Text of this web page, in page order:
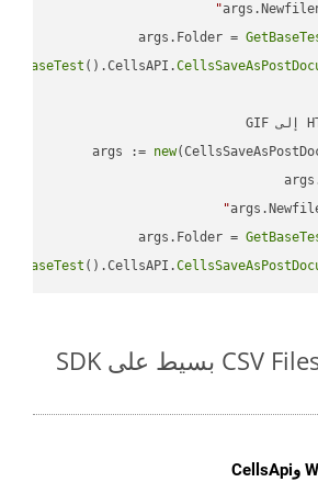
args.Folder =
GetBaseTest ().CellsAPI.
args := new
args.Folder =
GetBaseTest ().CellsAPI.
تحويل CSV Files to GIF بسيط على SDK